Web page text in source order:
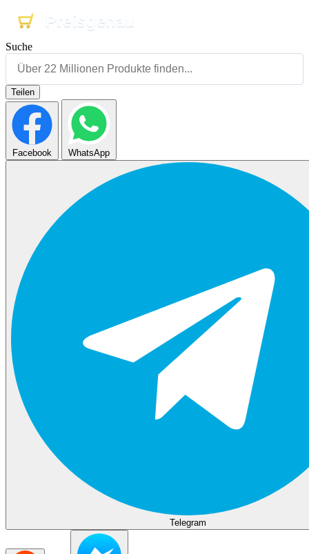
Preisgenau
Preisgenau
Preisgenau
Suche
Teilen
Facebook WhatsApp
Telegram